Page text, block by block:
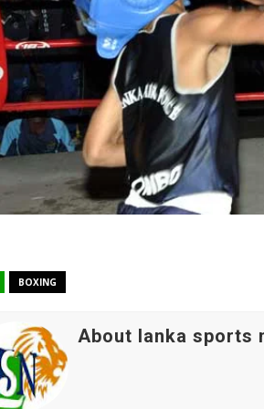
BOXING
About lanka sports